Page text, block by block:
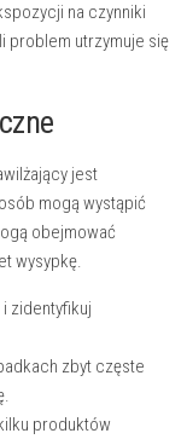
na czynniki
problem utrzymuje się
jest
mogą wystąpić
obejmować
wysypkę.
zidentyfikuj
zbyt częste
produktów